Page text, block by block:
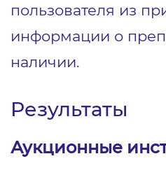
пользователя из
информации о
наличии.
Результаты
Аукционные